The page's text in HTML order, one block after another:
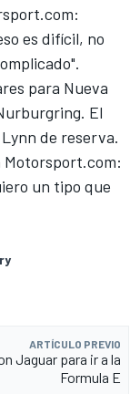
es difícil, no
para Nueva
El
de reserva.
Motorsport.com:
un tipo que
ARTÍCULO PREVIO
Jaguar para ir a la
Formula E